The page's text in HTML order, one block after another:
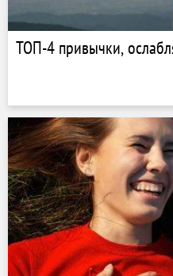
ТОП-4 привычки,